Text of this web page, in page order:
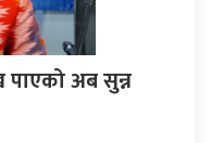
पाएको अब सुन्न